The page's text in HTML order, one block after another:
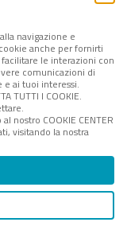
per il
sugli
il primo
Emilia-
imprese
calcola per
approcci,
navigazione e
anche per fornirti
le interazioni con
comunicazioni di
ai tuoi interessi.
TUTTI I COOKIE.
nostro COOKIE CENTER
visitando la nostra